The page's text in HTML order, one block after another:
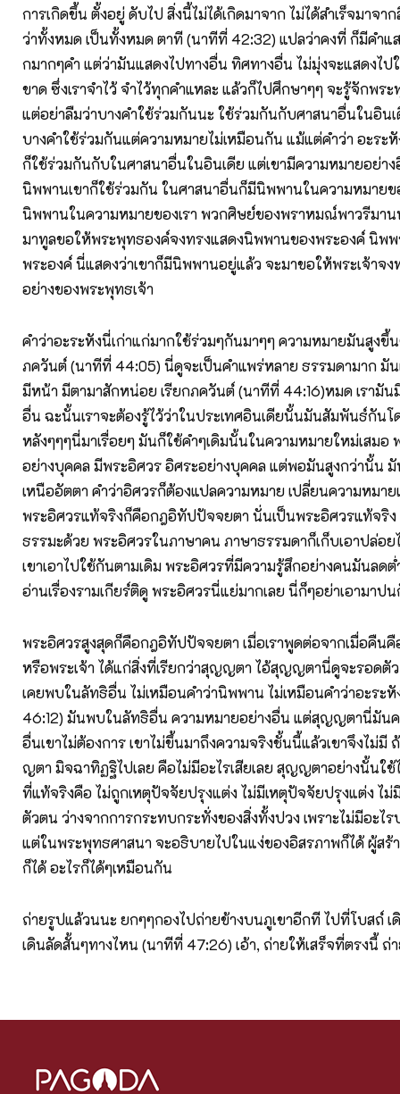
การเกิดขึ้น ตั้งอยู่ ดับไป สิ่งนี้ไม่ได้เกิดมาจาก ไม่ได้สำเร็จมาจา
ว่าทั้งหมด เป็นทั้งหมด ตาที (นาทีที่ 42:32) แปลว่าคงที่ ก็มีคำแ
กมากๆคำ แต่ว่ามันแสดงไปทางอื่น ทิศทางอื่น ไม่มุ่งจะแสดงไป
ขาด ซึ่งเราจำไว้ จำไว้ทุกคำแหละ แล้วก็ไปศึกษาๆๆ จะรู้จักพร
แต่อย่าลืมว่าบางคำใช้ร่วมกันนะ ใช้ร่วมกันกับศาสนาอื่นในอิน
บางคำใช้ร่วมกันแต่ความหมายไม่เหมือนกัน แม้แต่คำว่า อะระหั
ก็ใช้ร่วมกันกับในศาสนาอื่นในอินเดีย แต่เขามีความหมายอย่า
นิพพานเขาก็ใช้ร่วมกัน ในศาสนาอื่นก็มีนิพพานในความหมายข
นิพพานในความหมายของเรา พวกศิษย์ของพราหมณ์พาวรีมา
มาทูลขอให้พระพุทธองค์จงทรงแสดงนิพพานของพระองค์ นิพพ
พระองค์ นี่แสดงว่าเขาก็มีนิพพานอยู่แล้ว จะมาขอให้พระเจ้าจ
อย่างของพระพุทธเจ้า
คำว่าอะระหังนี่เก่าแก่มากใช้ร่วมๆกันมาๆๆ ความหมายมันสูงขึ้
ภควันต์ (นาทีที่ 44:05) นี่ดูจะเป็นคำแพร่หลาย ธรรมดามาก มั
มีหน้า มีตามาสักหน่อย เรียกภควันต์ (นาทีที่ 44:16)หมด เรามัน
อื่น ฉะนั้นเราจะต้องรู้ไว้ว่าในประเทศอินเดียนั้นมันสัมพันธ์กัน
หลังๆๆๆนี่มาเรื่อยๆ มันก็ใช้คำๆเดิมนั้นในความหมายใหม่เสมอ
อย่างบุคคล มีพระอิศวร อิศระอย่างบุคคล แต่พอมันสูงกว่านั้น
เหนืออัตตา คำว่าอิศวรก็ต้องแปลความหมาย เปลี่ยนความหมาย
พระอิศวรแท้จริงก็คือกฎอิทัปปัจจยตา นั่นเป็นพระอิศวรแท้จริง
ธรรมะด้วย พระอิศวรในภาษาคน ภาษาธรรมดาก็เก็บเอาปล่อย
เขาเอาไปใช้กันตามเดิม พระอิศวรที่มีความรู้สึกอย่างคนมันลด
อ่านเรื่องรามเกียร์ติดู พระอิศวรนี่แย่มากเลย นี่ก็ๆอย่าเอามาป
พระอิศวรสูงสุดก็คือกฎอิทัปปัจจยตา เมื่อเราพูดต่อจากเมื่อคืนคื
หรือพระเจ้า ได้แก่สิ่งที่เรียกว่าสุญญตา ไอ้สุญญตานี่ดูจะรอดตัว
เคยพบในลัทธิอื่น ไม่เหมือนคำว่านิพพาน ไม่เหมือนคำว่าอะระ
46:12) มันพบในลัทธิอื่น ความหมายอย่างอื่น แต่สุญญตานี่มัน
อื่นเขาไม่ต้องการ เขาไม่ขึ้นมาถึงความจริงชั้นนี้แล้วเขาจึงไม่
ญตา มิจฉาทิฏฐิไปเลย คือไม่มีอะไรเสียเลย สุญญตาอย่างนั้นใ
ที่แท้จริงคือ ไม่ถูกเหตุปัจจัยปรุงแต่ง ไม่มีเหตุปัจจัยปรุงแต่ง ไม่
ตัวตน ว่างจากการกระทบกระทั่งของสิ่งทั้งปวง เพราะไม่มีอะไ
แต่ในพระพุทธศาสนา จะอธิบายไปในแง่ของอิสรภาพก็ได้ ผู้สร้
ก็ได้ อะไรก็ได้ๆเหมือนกัน
ถ่ายรูปแล้วนนะ ยกๆๆกองไปถ่ายข้างบนภูเขาอีกที ไปที่โบสถ์ เ
เดินลัดสั้นๆทางไหน (นาทีที่ 47:26) เอ้า, ถ่ายให้เสร็จที่ตรงนี้ ถ่